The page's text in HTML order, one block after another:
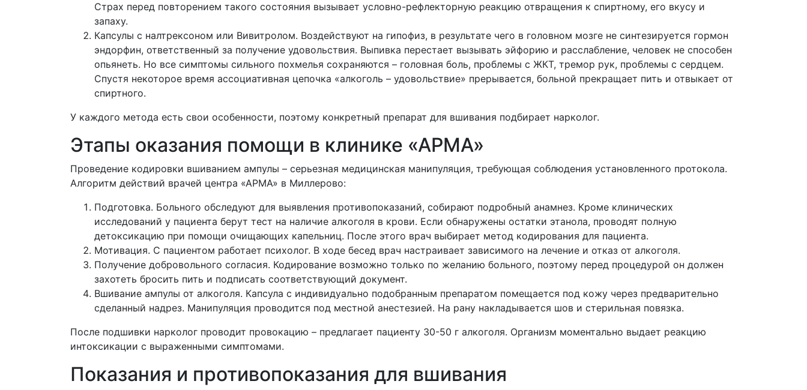
Страх перед повторением такого состояния вызывает условно-рефлекторную реакцию отвращения к спиртному, его вкусу и
запаху.
Капсулы с налтрексоном или Вивитролом. Воздействуют на гипофиз, в результате чего в головном мозге не синтезируется гормон
эндорфин, ответственный за получение удовольствия. Выпивка перестает вызывать эйфорию и расслабление, человек не способен
опьянеть. Но все симптомы сильного похмелья сохраняются – головная боль, проблемы с ЖКТ, тремор рук, проблемы с сердцем.
Спустя некоторое время ассоциативная цепочка «алкоголь – удовольствие» прерывается, больной прекращает пить и отвыкает от
спиртного.
У каждого метода есть свои особенности, поэтому конкретный препарат для вшивания подбирает нарколог.
Этапы оказания помощи в клинике «АРМА»
Проведение кодировки вшиванием ампулы – серьезная медицинская манипуляция, требующая соблюдения установленного протокола.
Алгоритм действий врачей центра «АРМА» в Миллерово:
Подготовка. Больного обследуют для выявления противопоказаний, собирают подробный анамнез. Кроме клинических
исследований у пациента берут тест на наличие алкоголя в крови. Если обнаружены остатки этанола, проводят полную
детоксикацию при помощи очищающих капельниц. После этого врач выбирает метод кодирования для пациента.
Мотивация. С пациентом работает психолог. В ходе бесед врач настраивает зависимого на лечение и отказ от алкоголя.
Получение добровольного согласия. Кодирование возможно только по желанию больного, поэтому перед процедурой он должен
захотеть бросить пить и подписать соответствующий документ.
Вшивание ампулы от алкоголя. Капсула с индивидуально подобранным препаратом помещается под кожу через предварительно
сделанный надрез. Манипуляция проводится под местной анестезией. На рану накладывается шов и стерильная повязка.
После подшивки нарколог проводит провокацию – предлагает пациенту 30-50 г алкоголя. Организм моментально выдает реакцию
интоксикации с выраженными симптомами.
Показания и противопоказания для вшивания